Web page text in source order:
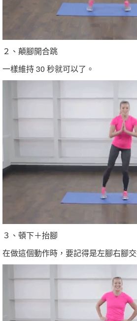
２、顛腳開合跳
一樣維持 30 秒就可以了。
３、頓下＋抬腳
在做這個動作時，要記得是左腳右腳交